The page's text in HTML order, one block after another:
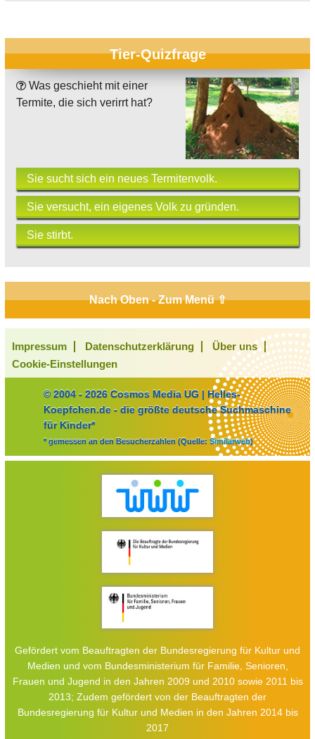
Tier-Quizfrage
Was geschieht mit einer
Termite, die sich verirrt hat?
Sie sucht sich ein neues Termitenvolk.
Sie versucht, ein eigenes Volk zu gründen.
Sie stirbt.
Nach Oben - Zum Menü ⇧
Impressum Datenschutzerklärung
Über uns
Cookie-Einstellungen
© 2004 - 2026 Cosmos Media UG | Helles-
Koepfchen.de - die größte deutsche Suchmaschine
für Kinder*
* gemessen an den Besucherzahlen (Quelle: Similarweb)
Gefördert vom Beauftragten der Bundesregierung für Kultur und
Medien und vom Bundesministerium für Familie, Senioren,
Frauen und Jugend in den Jahren 2009 und 2010 sowie 2011 bis
2013; Zudem gefördert von der Beauftragten der
Bundesregierung für Kultur und Medien in den Jahren 2014 bis
2017